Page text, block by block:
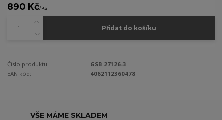
890 Kč/ks
Přidat do košíku
Číslo produktu:
GSB 27126-3
EAN kód:
4062112360478
VŠE MÁME SKLADEM